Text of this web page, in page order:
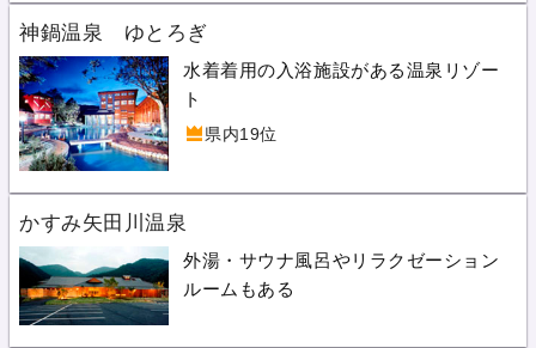
神鍋温泉 ゆとろぎ
水着着用の入浴施設がある温泉リゾー
ト
県内19位
かすみ矢田川温泉
外湯・サウナ風呂やリラクゼーション
ルームもある